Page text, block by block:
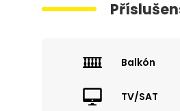
Balkón
TV/SAT